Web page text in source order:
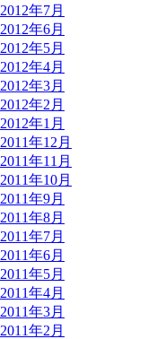
2012年7月
2012年6月
2012年5月
2012年4月
2012年3月
2012年2月
2012年1月
2011年12月
2011年11月
2011年10月
2011年9月
2011年8月
2011年7月
2011年6月
2011年5月
2011年4月
2011年3月
2011年2月